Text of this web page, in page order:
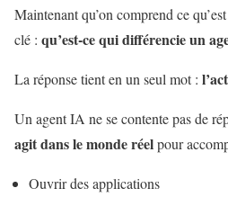
Maintenant qu’on comprend ce
clé : qu’est-ce qui différencie un
La réponse tient en un seul mot :
Un agent IA ne se contente pas de
agit dans le monde réelpour
Ouvrir des applications